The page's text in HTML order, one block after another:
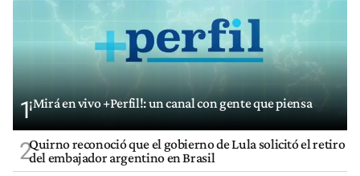
1¡Mirá en vivo +Perfil!: un canal con gente que piensa
2Quirno reconoció que el gobierno de Lula solicitó el retiro
del embajador argentino en Brasil